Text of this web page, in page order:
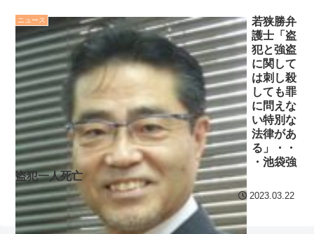
か不用な気がする NEW!
【阪神】大竹耕太郎、勝
利インタビューで涙「当た
り前に野球ができる、そう
じゃない」
クレバテスⅡ-魔獣の王と
偽りの勇者伝承- 第4話 感
想：敵を探すよりトアの書
を餌に誘き出す作戦！
【画像】発達障害の子ど
もはこの絵の意味がすぐに
キング 直近3週間｜2026年
8/3まで
【地獄のような聴聞会】
Ｗ杯１次Ｌ敗退の韓国 議員
が「なぜ負けたのか？」ソ
ン・フンミン先発落ちは
「監督の報復」
すまん熊本やがコンビニ
に食品も水もない
ディズニーが「大課金時
代」に突入！アトラクショ
ニュース
若狭勝弁
護士「盗
犯と強盗
に関して
は刺し殺
しても罪
に問えな
い特別な
法律があ
る」・・
・池袋強
盗犯一人死亡
2023.03.22